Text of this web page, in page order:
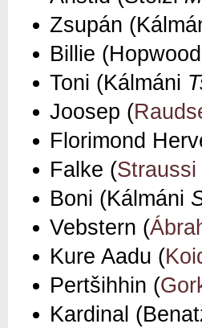
Zsupán
Billie
Toni (Kálmáni
Joosep (
Florimond
Falke (Straussi
Boni (Kálmáni
Vebstern (
Kure Aadu (
Pertšihhin (
Kardinal